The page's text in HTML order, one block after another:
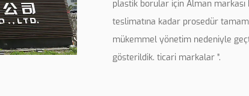
plastik borular için Alman
teslimatına kadar prosedür
mükemmel yönetim nedeniyle
gösterildik. ticari markalar ”.